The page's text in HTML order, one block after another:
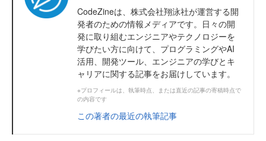
CodeZineは、株式会社翔泳社が運営する開
発者のための情報メディアです。日々の開
発に取り組むエンジニアやテクノロジーを
学びたい方に向けて、プログラミングやAI
活用、開発ツール、エンジニアの学びとキ
ャリアに関する記事をお届けしています。
※プロフィールは、執筆時点、または直近の記事の寄稿時点で
の内容です
この著者の最近の執筆記事